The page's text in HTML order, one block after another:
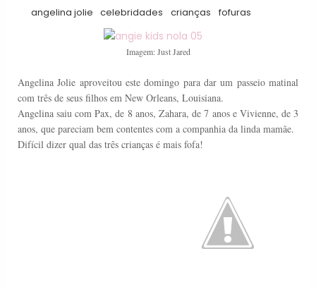
angelina jolie celebridades crianças fofuras
Imagem: Just Jared
Angelina Jolie aproveitou este domingo para dar um passeio matinal
com três de seus filhos em New Orleans, Louisiana.
Angelina saiu com Pax, de 8 anos, Zahara, de 7 anos e Vivienne, de 3
anos, que pareciam bem contentes com a companhia da linda mamãe.
Difícil dizer qual das três crianças é mais fofa!